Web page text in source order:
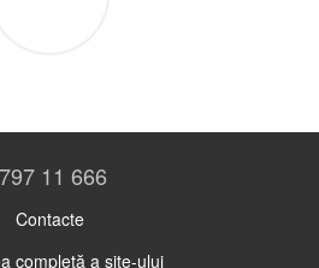
11 666
Contacte
completă a site-ului